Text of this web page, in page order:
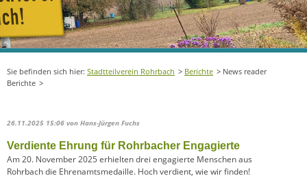
Stadtteilverein Rohrbach Berichte
News reader
Berichte
26.11.2025 15:06 von Hans-Jürgen Fuchs
Verdiente Ehrung für Rohrbacher Engagierte
Am 20. November 2025 erhielten drei engagierte Menschen aus
Rohrbach die Ehrenamtsmedaille. Hoch verdient, wie wir finden!